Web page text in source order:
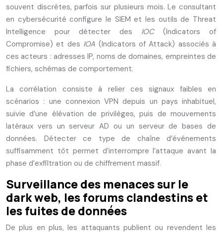
souvent discrètes, parfois sur plusieurs mois. Le consultant
en cybersécurité configure le SIEM et les outils de Threat
Intelligence pour détecter des IOC(Indicators of
Compromise) et des IOA (Indicators of Attack) associés à
ces acteurs : adresses IP, noms de domaines, empreintes de
fichiers, schémas de comportement.
La corrélation consiste à relier ces signaux faibles en
scénarios : une connexion VPN depuis un pays inhabituel,
suivie d’une élévation de privilèges, puis de mouvements
latéraux vers un serveur AD ou un serveur de bases de
données. Détecter ce type de chaîne d’événements
suffisamment tôt permet d’interrompre l’attaque avant la
phase d’exfiltration ou de chiffrement massif.
Surveillance des menaces sur le
dark web, les forums clandestins et
les fuites de données
De plus en plus, les attaquants publient ou revendent les